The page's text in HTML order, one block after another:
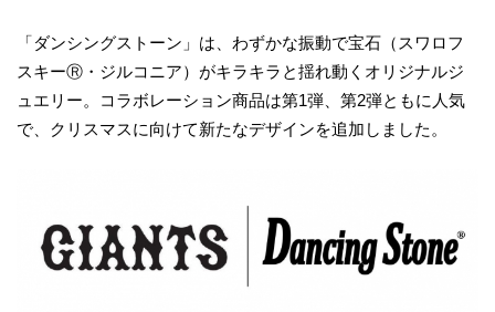
「ダンシングストーン」は、わずかな振動で宝石（スワロフ
スキーⓇ・ジルコニア）がキラキラと揺れ動くオリジナルジ
ュエリー。コラボレーション商品は第1弾、第2弾ともに人気
で、クリスマスに向けて新たなデザインを追加しました。